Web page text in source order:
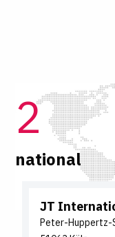
2
national
JT
Peter-